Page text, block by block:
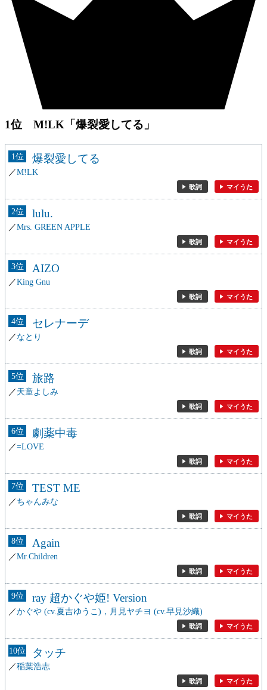
1位 M!LK「爆裂愛してる」
1 爆裂愛してる
M!LK
歌詞 マイうた
2 lulu.
Mrs. GREEN APPLE
歌詞 マイうた
3 AIZO
King Gnu
歌詞 マイうた
4 セレナーデ
なとり
歌詞 マイうた
5 旅路
天童よしみ
歌詞 マイうた
6 劇薬中毒
=LOVE
歌詞 マイうた
7 TEST ME
ちゃんみな
歌詞 マイうた
8 Again
Mr.Children
歌詞 マイうた
9 ray 超かぐや姫! Version
かぐや (cv.夏吉ゆうこ)，月見ヤチヨ (cv.早見沙織)
歌詞 マイうた
10 タッチ
稲葉浩志
歌詞 マイうた